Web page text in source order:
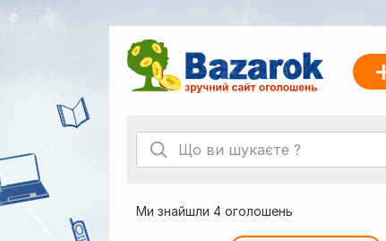
Ми знайшли 4 оголошень